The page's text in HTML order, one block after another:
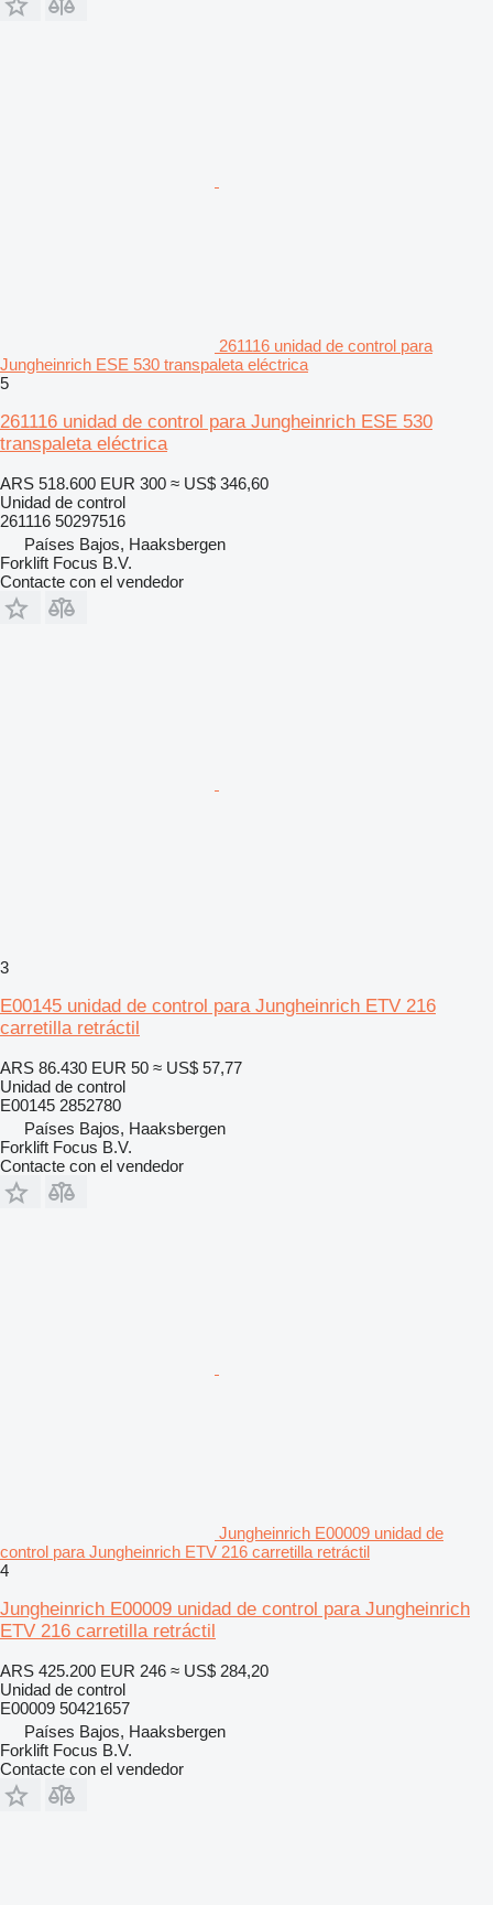
261116 unidad de control para
Jungheinrich ESE 530 transpaleta eléctrica
5
261116 unidad de control para Jungheinrich ESE 530
transpaleta eléctrica
ARS 518.600 EUR 300 ≈ US$ 346,60
Unidad de control
261116 50297516
Países Bajos, Haaksbergen
Forklift Focus B.V.
Contacte con el vendedor
3
E00145 unidad de control para Jungheinrich ETV 216
carretilla retráctil
ARS 86.430 EUR 50 ≈ US$ 57,77
Unidad de control
E00145 2852780
Países Bajos, Haaksbergen
Forklift Focus B.V.
Contacte con el vendedor
Jungheinrich E00009 unidad de
control para Jungheinrich ETV 216 carretilla retráctil
4
Jungheinrich E00009 unidad de control para Jungheinrich
ETV 216 carretilla retráctil
ARS 425.200 EUR 246 ≈ US$ 284,20
Unidad de control
E00009 50421657
Países Bajos, Haaksbergen
Forklift Focus B.V.
Contacte con el vendedor